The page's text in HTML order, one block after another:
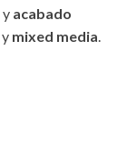
y acabado
y mixed media